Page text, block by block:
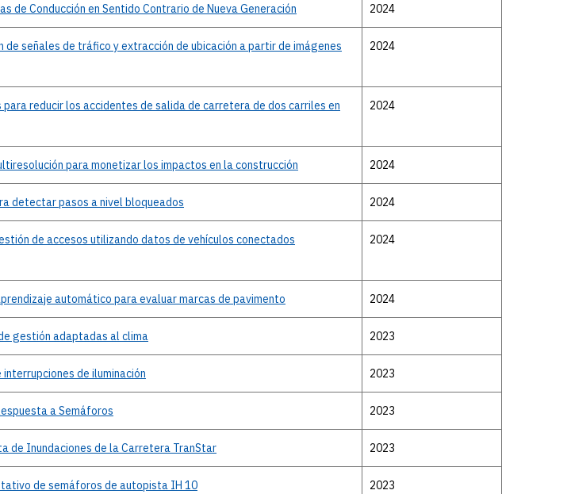
de Conducción en Sentido Contrario de Nueva Generación 2024
de señales de tráfico y extracción de ubicación a partir de imágenes
2024
para reducir los accidentes de salida de carretera de dos carriles en
2024
para monetizar los impactos en la construcción 2024
detectar pasos a nivel bloqueados 2024
de accesos utilizando datos de vehículos conectados 2024
automático para evaluar marcas de pavimento 2024
gestión adaptadas al clima 2023
interrupciones de iluminación 2023
a Semáforos 2023
de Inundaciones de la Carretera TranStar 2023
de semáforos de autopista IH 10 2023